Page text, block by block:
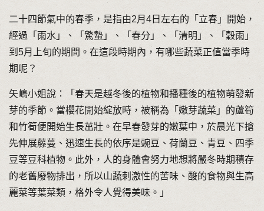
二十四節氣中的春季，是指由2月4日左右的「立春」開始，
經過「雨水」、「驚蟄」、「春分」、「清明」、「穀雨」
到5月上旬的期間。在這段時期內，有哪些蔬菜正值當季時
期呢？
矢嶋小姐說：「春天是越冬後的植物和播種後的植物萌發新
芽的季節。當櫻花開始綻放時，被稱為「嫩芽蔬菜」的蘆筍
和竹筍便開始生長茁壯。在早春發芽的嫩葉中，於晨光下搶
先伸展藤蔓、迅速生長的依序是豌豆、荷蘭豆、青豆、四季
豆等豆科植物。此外，人的身體會努力地想將嚴冬時期積存
的老舊廢物排出，所以山蔬刺激性的苦味、酸的食物與生高
麗菜等葉菜類，格外令人覺得美味。」